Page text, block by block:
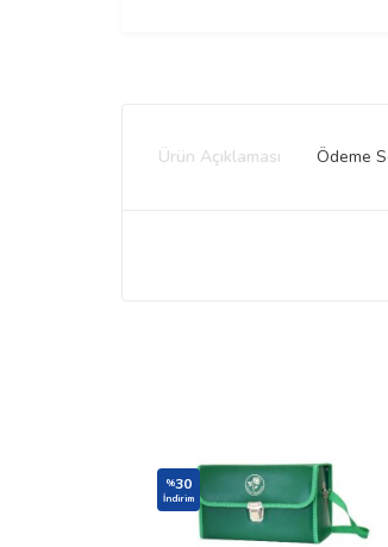
Ürün Açıklaması Ödeme
%30
İndirim